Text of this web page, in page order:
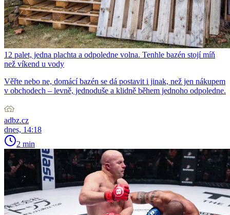
12 palet, jedna plachta a odpoledne volna. Tenhle bazén stojí míň
než víkend u vody
Věřte nebo ne, domácí bazén se dá postavit i jinak, než jen nákupem
v obchodech – levně, jednoduše a klidně během jednoho odpoledne.
adbz.cz
dnes, 14:18
2 min